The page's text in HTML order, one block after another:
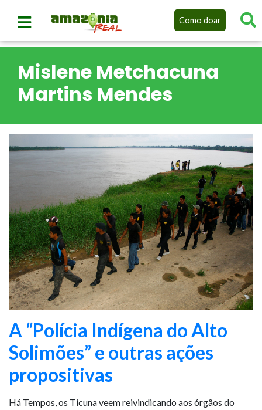
Como doar
Mislene Metchacuna
Martins Mendes
A “Polícia Indígena do Alto
Solimões” e outras ações
propositivas
Há Tempos, os Ticuna veem reivindicando aos órgãos do